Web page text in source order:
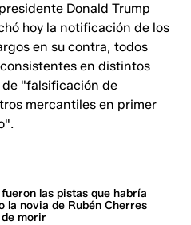
Donald Trump
hoy la notificación de los
en su contra, todos
en distintos
"falsificación de
mercantiles en primer
fueron las pistas que habría
la novia de Rubén Cherres
morir